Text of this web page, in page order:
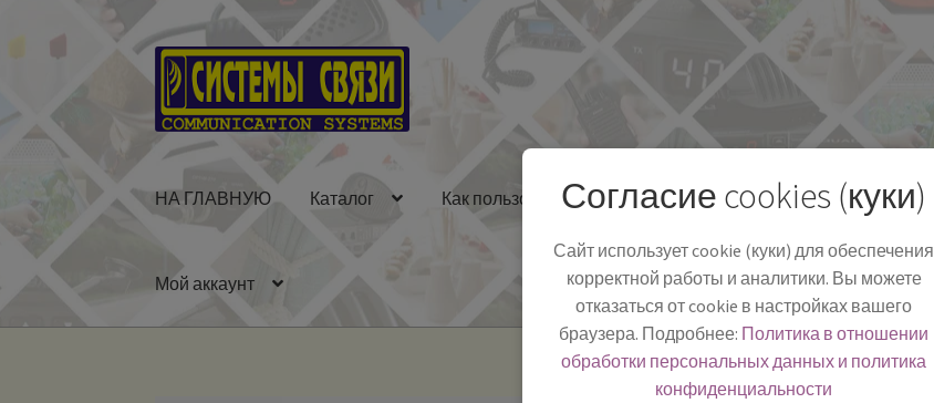
Перейти
к
навигации
Перейти
к
содержимому
НА ГЛАВНУЮ Каталог Как пользоваться Полезная информация БЛОГ
Мой аккаунт
Согласие cookies (куки)
Сайт использует cookie (куки) для обеспечения
корректной работы и аналитики. Вы можете
отказаться от cookie в настройках вашего
браузера. Подробнее: Политика в отношении
обработки персональных данных и политика
конфиденциальности